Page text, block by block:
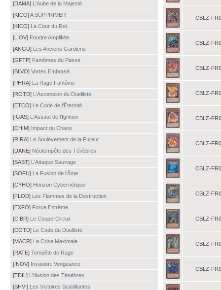
[DAMA] L'Aube de la Majesté
[KICO]A SUPPRIMER
[KICO] La Cour du Roi
[LIOV] Foudre Amplifiée
[ANGU] Les Anciens Gardiens
[GFTP] Fantômes du Passé
[BLVO] Vortex Embrasé
[PHRA] La Rage Fantôme
[ROTD] L'Ascension du Duelliste
[ETCO] Le Code de l'Éternité
[IGAS] L'Assaut de l'Ignition
[CHIM] Impact du Chaos
[RIRA] Le Soulèvement de la Fureur
[DANE] Néotempête des Ténèbres
[SAST] L'Attaque Sauvage
[SOFU] La Fusion de l'Âme
[CYHO] Horizon Cybernétique
[FLOD] Les Flammes de la Destruction
[EXFO] Force Extrême
[CIBR] Le Coupe-Circuit
[COTD] Le Code du Duelliste
[MACR] La Crise Maximale
[RATE] Tempête de Rage
[INOV] Invasion: Vengeance
[TDIL] L'Illusion des Ténèbres
[SHVI] Les Victoires Scintillantes
CBLZ-
CBLZ-
CBLZ-
CBLZ-
CBLZ-
CBLZ-
CBLZ-
CBLZ-
CBLZ-
CBLZ-
CBLZ-